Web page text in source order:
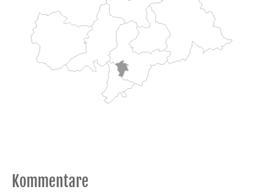
Kommentare